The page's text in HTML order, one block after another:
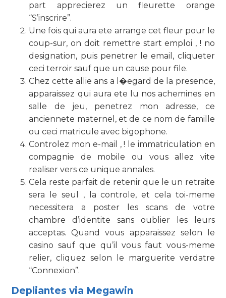
part apprecierez un fleurette orange
“S’inscrire”.
Une fois qui aura ete arrange cet fleur pour le
coup-sur, on doit remettre start emploi , ! no
designation, puis penetrer le email, cliqueter
ceci terroir sauf que un cause pour file.
Chez cette allie ans a l�egard de la presence,
apparaissez qui aura ete lu nos achemines en
salle de jeu, penetrez mon adresse, ce
anciennete maternel, et de ce nom de famille
ou ceci matricule avec bigophone.
Controlez mon e-mail , ! le immatriculation en
compagnie de mobile ou vous allez vite
realiser vers ce unique annales.
Cela reste parfait de retenir que le un retraite
sera le seul , la controle, et cela toi-meme
necessitera a poster les scans de votre
chambre d’identite sans oublier les leurs
acceptas. Quand vous apparaissez selon le
casino sauf que qu’il vous faut vous-meme
relier, cliquez selon le marguerite verdatre
“Connexion”.
Depliantes via Megawin